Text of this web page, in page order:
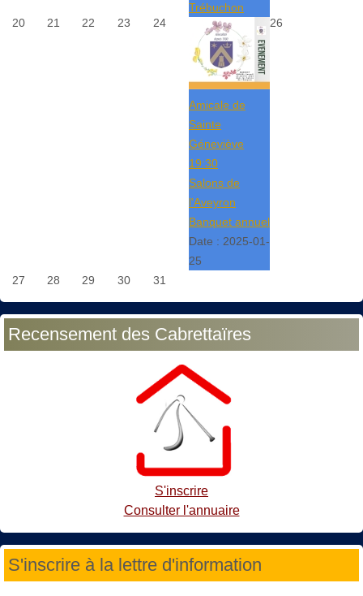
20 21 22 23 24
Trébuchon
Amicale de
Sainte
Géneviève
19:30
Salons de
l'Aveyron
Banquet annuel
Date : 2025-01-
25
26
27 28 29 30 31
Recensement des Cabrettaïres
S'inscrire
Consulter l'annuaire
S'inscrire à la lettre d'information